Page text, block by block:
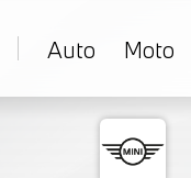
Auto Moto